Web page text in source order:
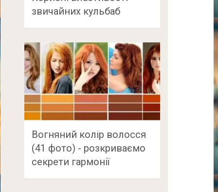
звичайних кульбаб
Вогняний колір волосся
(41 фото) - розкриваємо
секрети гармонії